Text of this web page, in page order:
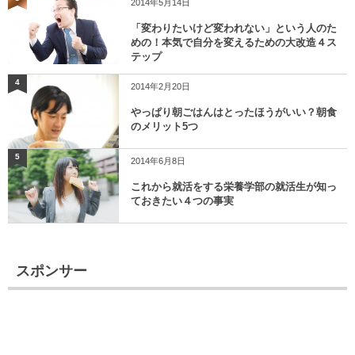
2014年5月14日
「変わりたいけど変われない」という人のた
めの！本気で自分を変えるための大改造４ス
テップ
4 2014年2月20日
やっぱり朝ごはんはとったほうがいい？朝食
のメリット5つ
5 2014年6月8日
これから就活をする栄養学部の就活生が知っ
ておきたい４つの事実
スポンサー